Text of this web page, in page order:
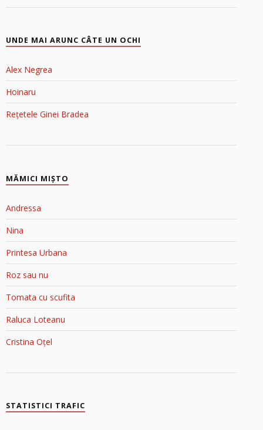
UNDE MAI ARUNC CÂTE UN OCHI
Alex Negrea
Hoinaru
Rețetele Ginei Bradea
MĂMICI MIŞTO
Andressa
Nina
Printesa Urbana
Roz sau nu
Tomata cu scufita
Raluca Loteanu
Cristina Oțel
STATISTICI TRAFIC